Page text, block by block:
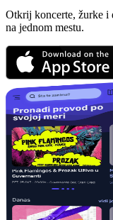
Otkrij koncerte, žurke i
na jednom mestu.